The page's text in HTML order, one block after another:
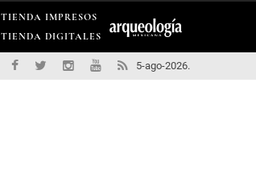
TIENDA IMPRESOS
TIENDA DIGITALES
5-ago-2026.